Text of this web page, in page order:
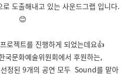
도출해내고 있는 사운드그랩 입니다.
😊
로젝트를 진행하게 되었는데요👍
국문화예술위원회에서 후원하는,
정된 9개의 공연 모두 Sound를 맡아